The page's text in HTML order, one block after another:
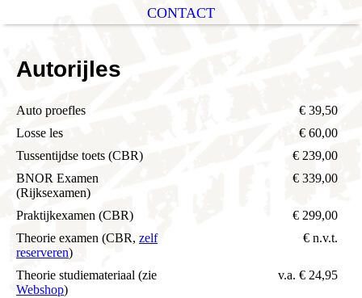
CONTACT
Autorijles
Auto proefles
€ 39,50
Losse les
€ 60,00
Tussentijdse toets (CBR)
€ 239,00
BNOR Examen
(Rijksexamen)
€ 339,00
Praktijkexamen (CBR)
€ 299,00
Theorie examen (CBR, zelf
reserveren)
€ n.v.t.
Theorie studiemateriaal (zie
Webshop)
v.a. € 24,95